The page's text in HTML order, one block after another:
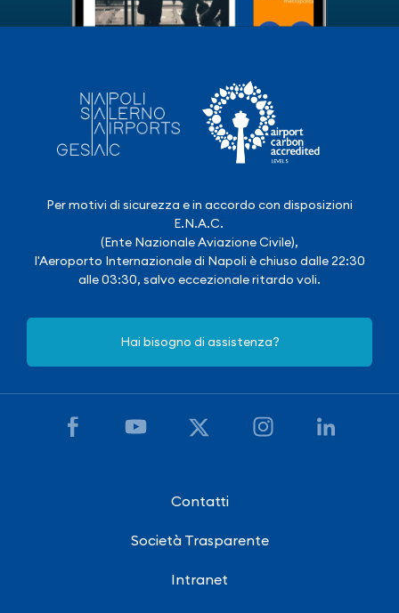
Per motivi di sicurezza e in accordo con disposizioni
E.N.A.C.
(Ente Nazionale Aviazione Civile),
l'Aeroporto Internazionale di Napoli è chiuso dalle 22:30
alle 03:30, salvo eccezionale ritardo voli.
Hai bisogno di assistenza?
Contatti
Società Trasparente
Intranet